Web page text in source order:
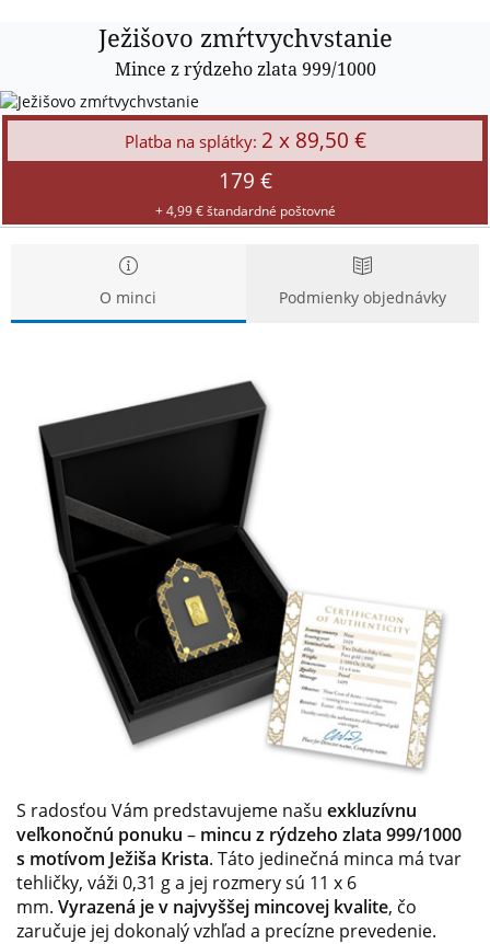
zmŕtvychvstanieJežišovo zmŕtvychvstanie
Mince z rýdzeho zlata 999/1000
Platba na splátky: 2 x 89,50 €
179 €
+ 4,99 € štandardné poštovné
O minci Podmienky objednávky
S radosťou Vám predstavujeme našu exkluzívnu
veľkonočnú ponuku – mincu z rýdzeho zlata 999/1000
s motívom Ježiša Krista. Táto jedinečná minca má tvar
tehličky, váži 0,31 g a jej rozmery sú 11 x 6
mm. Vyrazená je v najvyššej mincovej kvalite, čo
zaručuje jej dokonalý vzhľad a precízne prevedenie.